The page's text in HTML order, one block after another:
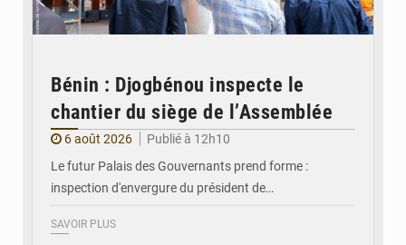
Bénin : Djogbénou inspecte le
chantier du siège de l’Assemblée
6 août 2026
Publié à 12h10
Le futur Palais des Gouvernants prend forme :
inspection d'envergure du président de…
SAVOIR PLUS